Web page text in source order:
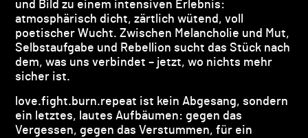
und Bild zu einem intensiven Erlebnis:
atmosphärisch dicht, zärtlich wütend, voll
poetischer Wucht. Zwischen Melancholie und Mut,
Selbstaufgabe und Rebellion sucht das Stück nach
dem, was uns verbindet – jetzt, wo nichts mehr
sicher ist.
love.fight.burn.repeat ist kein Abgesang, sondern
ein letztes, lautes Aufbäumen: gegen das
Vergessen, gegen das Verstummen, für ein